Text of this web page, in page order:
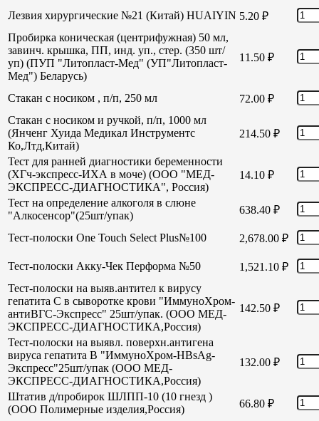
Лезвия хирургические №21 (Китай) HUAIYIN 5.20 ₽
Пробирка коническая (центрифужная) 50 мл,
завинч. крышка, ПП, инд. уп., стер. (350 шт/
уп) (ПУП "Литопласт-Мед" (УП"Литопласт-
Мед") Беларусь)
11.50 ₽
Стакан с носиком , п/п, 250 мл 72.00 ₽
Стакан с носиком и ручкой, п/п, 1000 мл
(Янченг Хуида Медикал Инструментс
Ко,Лтд,Китай)
214.50 ₽
Тест для ранней диагностики беременности
(ХГч-экспресс-ИХА в моче) (ООО "МЕД-
ЭКСПРЕСС-ДИАГНОСТИКА", Россия)
14.10 ₽
Тест на определение алкоголя в слюне
"Алкосенсор"(25шт/упак)
638.40 ₽
Тест-полоски One Touch Select Plus№100 2,678.00 ₽
Тест-полоски Акку-Чек Перформа №50 1,521.10 ₽
Тест-полоски на выяв.антител к вирусу
гепатита С в сыворотке крови "ИммуноХром-
антиВГС-Экспресс" 25шт/упак. (ООО МЕД-
ЭКСПРЕСС-ДИАГНОСТИКА,Россия)
142.50 ₽
Тест-полоски на выявл. поверхн.антигена
вируса гепатита В "ИммуноХром-HBsAg-
Экспресс"25шт/упак (ООО МЕД-
ЭКСПРЕСС-ДИАГНОСТИКА,Россия)
132.00 ₽
Штатив д/пробирок ШЛПП-10 (10 гнезд )
(ООО Полимерные изделия,Россия)
66.80 ₽